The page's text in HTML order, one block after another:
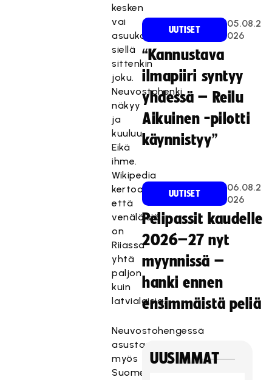
kesken
vai
asuuko
siellä
sittenkin
joku.
Neuvostohenki
näkyy
ja
kuuluu.
Eikä
ihme.
Wikipedia
kertoo,
että
venäläisiä
on
Riiassa
yhtä
paljon
kuin
latvialaisia.
Neuvostohengessä
asustaa
myös
Suomen
UUTISET
05.08.2
026
“Kannustava
ilmapiiri syntyy
yhdessä – Reilu
Aikuinen -pilotti
käynnistyy”
UUTISET
06.08.2
026
Pelipassit kaudelle
2026–27 nyt
myynnissä –
hanki ennen
ensimmäistä peliä
UUSIMMAT